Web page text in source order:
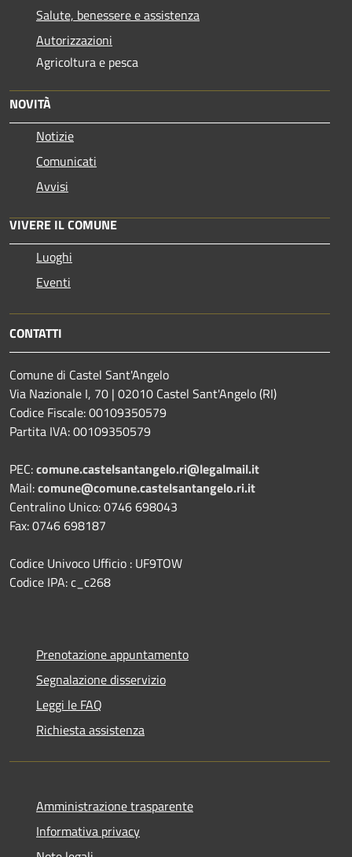
Salute, benessere e assistenza
Autorizzazioni
Agricoltura e pesca
NOVITÀ
Notizie
Comunicati
Avvisi
VIVERE IL COMUNE
Luoghi
Eventi
CONTATTI
Comune di Castel Sant'Angelo
Via Nazionale I, 70 | 02010 Castel Sant'Angelo (RI)
Codice Fiscale: 00109350579
Partita IVA: 00109350579
PEC:comune.castelsantangelo.ri@legalmail.it
Mail:comune@comune.castelsantangelo.ri.it
Centralino Unico: 0746 698043
Fax: 0746 698187
Codice Univoco Ufficio : UF9TOW
Codice IPA: c_c268
Prenotazione appuntamento
Segnalazione disservizio
Leggi le FAQ
Richiesta assistenza
Amministrazione trasparente
Informativa privacy